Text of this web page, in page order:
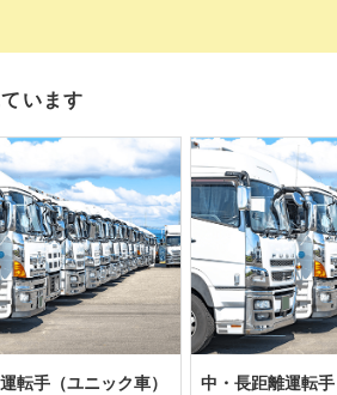
います
転手（ユニック車）
中・長距離運転